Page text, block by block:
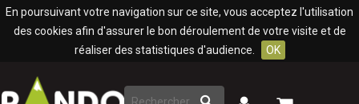
En poursuivant votre navigation sur ce site, vous acceptez l'utilisation
des cookies afin d'assurer le bon déroulement de votre visite et de
réaliser des statistiques d'audience.
OK
Rechercher
Mon
Panneau de gestion des cookies